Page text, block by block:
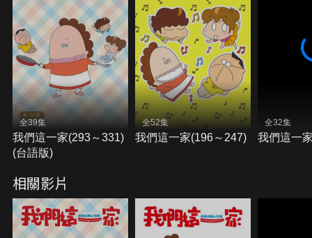
全39集
我們這一家(293～331)
(台語版)
全52集
我們這一家(196～247)
全32集
我們這一
相關影片